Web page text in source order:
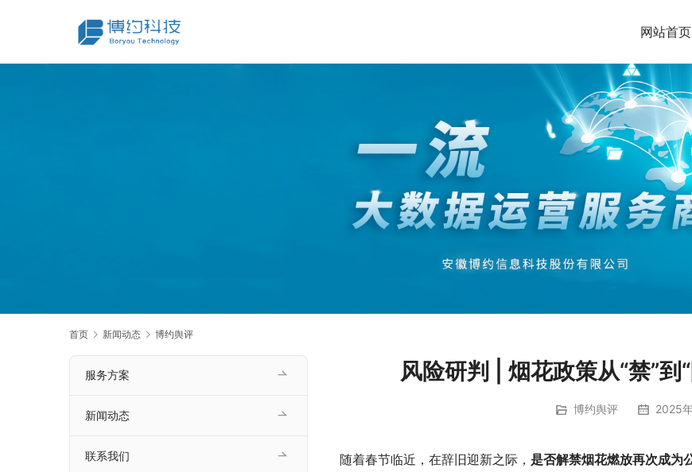
网站首页
首页 新闻动态 博约舆评
风险研判 | 烟花政策从“禁”到
博约舆评 2025
随着春节临近，在辞旧迎新之际， 是否解禁烟花燃放再次成为
服务方案
新闻动态
联系我们